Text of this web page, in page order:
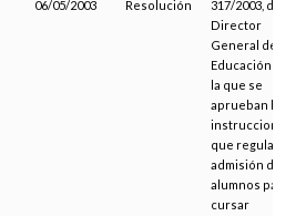
06/05/2003 Resolución
317/2003, del
Director
General de
Educación por
la que se
aprueban las
instrucciones
que regulan la
admisión de
alumnos para
cursar